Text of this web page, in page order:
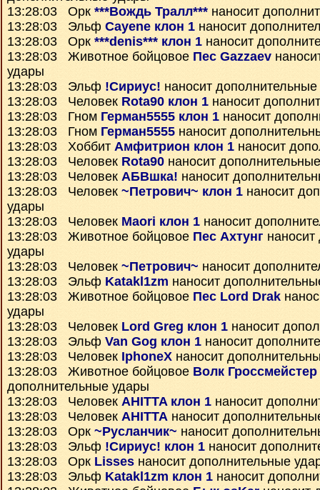
13:28:03 Орк ***Вождь Тралл*** наносит
13:28:03 Эльф Cayene клон 1 наносит
13:28:03 Орк ***denis*** клон 1 наносит
13:28:03 Животное бойцовое Пес Gazzaev
удары
13:28:03 Эльф !Сириус! наносит
13:28:03 Человек Rota90 клон 1 наносит
13:28:03 Гном Герман5555 клон 1 наносит
13:28:03 Гном Герман5555 наносит
13:28:03 Хоббит Амфитрион клон 1 наносит
13:28:03 Человек Rota90 наносит
13:28:03 Человек АБВшка! наносит
13:28:03 Человек ~Петрович~ клон 1 наносит
удары
13:28:03 Человек Maori клон 1 наносит
13:28:03 Животное бойцовое Пес Ахтунг
удары
13:28:03 Человек ~Петрович~ наносит
13:28:03 Эльф Katakl1zm наносит
13:28:03 Животное бойцовое Пес Lord Drak
удары
13:28:03 Человек Lord Greg клон 1 наносит
13:28:03 Эльф Van Gog клон 1 наносит
13:28:03 Человек IphoneX наносит
13:28:03 Животное бойцовое Волк Гроссмейстер
дополнительные удары
13:28:03 Человек AHITTA клон 1 наносит
13:28:03 Человек AHITTA наносит
13:28:03 Орк ~Русланчик~ наносит
13:28:03 Эльф !Сириус! клон 1 наносит
13:28:03 Орк Lisses наносит дополнительные
13:28:03 Эльф Katakl1zm клон 1 наносит